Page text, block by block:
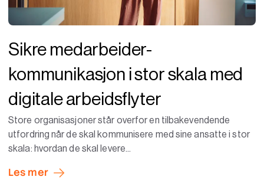
Sikre medarbeider-
kommunikasjon i stor skala med
digitale arbeidsflyter
Store organisasjoner står overfor en tilbakevendende
utfordring når de skal kommunisere med sine ansatte i stor
skala: hvordan de skal levere...
Les mer